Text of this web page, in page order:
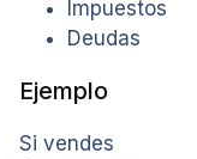
Impuestos
Deudas
Ejemplo
Si vendes